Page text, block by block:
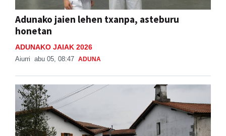
Adunako jaien lehen txanpa, asteburu
honetan
ADUNAKO JAIAK 2026
Aiurri abu 05, 08:47 ADUNA